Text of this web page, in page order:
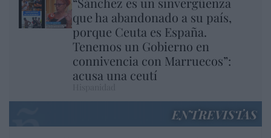
que ha abandonado a su país,
porque Ceuta es España.
Tenemos un Gobierno en
connivencia con Marruecos”:
acusa una ceutí
ENTREVISTAS